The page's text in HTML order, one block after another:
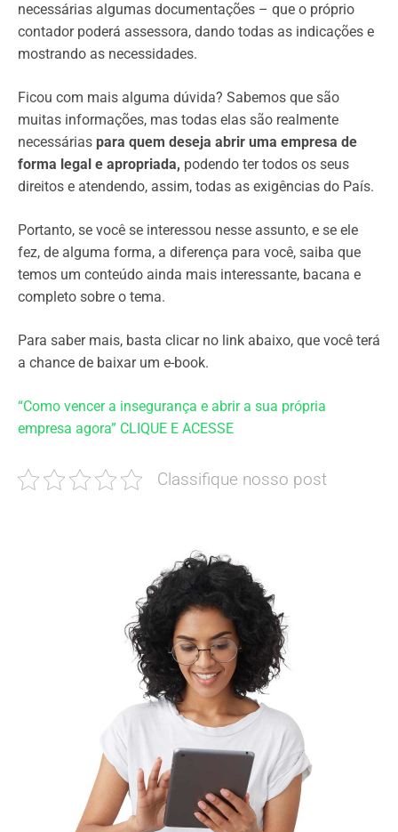
necessárias algumas documentações – que o próprio
contador poderá assessora, dando todas as indicações e
mostrando as necessidades.
Ficou com mais alguma dúvida? Sabemos que são
muitas informações, mas todas elas são realmente
necessárias para quem deseja abrir uma empresa de
forma legal e apropriada, podendo ter todos os seus
direitos e atendendo, assim, todas as exigências do País.
Portanto, se você se interessou nesse assunto, e se ele
fez, de alguma forma, a diferença para você, saiba que
temos um conteúdo ainda mais interessante, bacana e
completo sobre o tema.
Para saber mais, basta clicar no link abaixo, que você terá
a chance de baixar um e-book.
“Como vencer a insegurança e abrir a sua própria
empresa agora” CLIQUE E ACESSE
Classifique nosso post